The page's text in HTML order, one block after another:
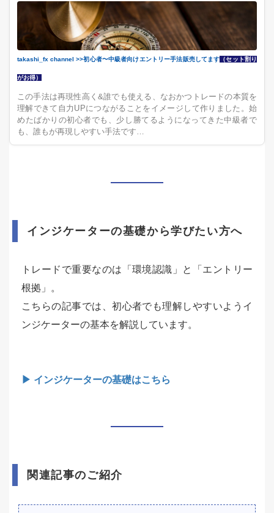
takashi_fx channel >>初心者〜中級者向けエントリー手法販売してます （セット割り
がお得）
この手法は再現性高く&誰でも使える、なおかつトレードの本質を
理解できて自力UPにつながることをイメージして作りました。始
めたばかりの初心者でも、少し勝てるようになってきた中級者で
も、誰もが再現しやすい手法です…
インジケーターの基礎から学びたい方へ
トレードで重要なのは「環境認識」と「エントリー
根拠」。
こちらの記事では、初心者でも理解しやすいようイ
ンジケーターの基本を解説しています。
▶ インジケーターの基礎はこちら
関連記事のご紹介